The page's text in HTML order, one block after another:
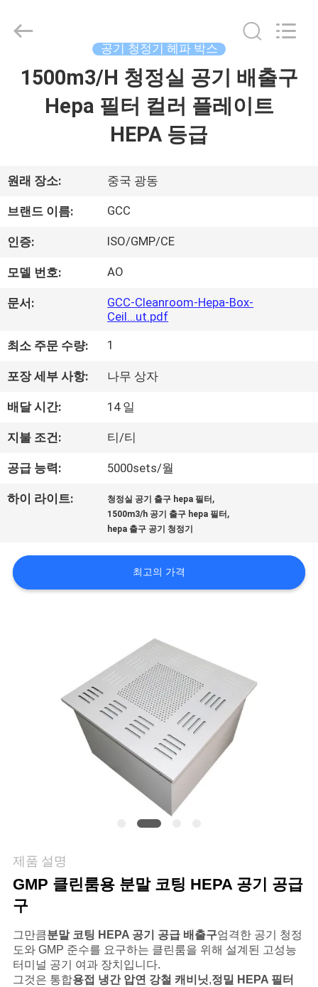
비
디
오
우
리
에
관
한
공
투
어
연
락
뉴
스
Guangzhou
공기 청정기 헤파 박스
1500m3/H 청정실 공기 배출구
Hepa 필터 컬러 플레이트
HEPA 등급
원래 장소: 중국 광동
브랜드 이름: GCC
인증: ISO/GMP/CE
모델 번호: AO
문서:
GCC-Cleanroom-Hepa-Box-
Ceil...ut.pdf
최소 주문 수량: 1
포장 세부 사항: 나무 상자
배달 시간: 14 일
지불 조건: 티/티
공급 능력: 5000sets/월
하이 라이트: 청정실 공기 출구 hepa 필터 ,
1500m3/h 공기 출구 hepa 필터 ,
hepa 출구 공기 청정기
최고의 가격
제품 설명
GMP 클린룸용 분말 코팅 HEPA 공기 공급
구
그만큼분말 코팅 HEPA 공기 공급 배출구엄격한 공기 청정
도와 GMP 준수를 요구하는 클린룸을 위해 설계된 고성능
터미널 공기 여과 장치입니다.
그것은 통합용접 냉간 압연 강철 캐비닛,정밀 HEPA 필터